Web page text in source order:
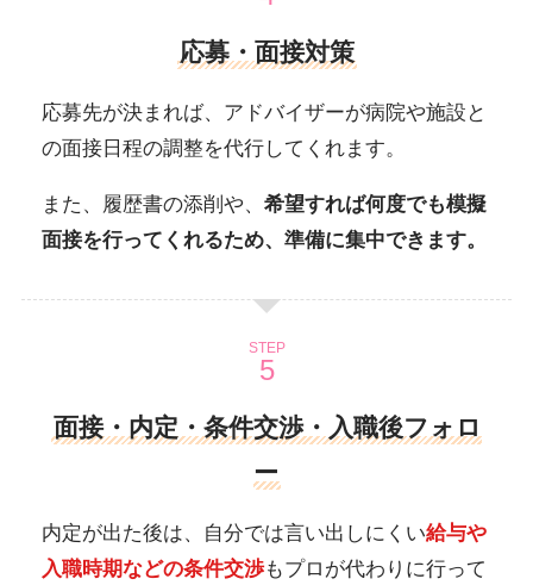
応募・面接対策
応募先が決まれば、アドバイザーが病院や施設と
の面接日程の調整を代行してくれます。
また、履歴書の添削や、 希望すれば何度でも模擬
面接を行ってくれるため、準備に集中できます。
STEP
面接・内定・条件交渉・入職後フォロ
ー
内定が出た後は、自分では言い出しにくい給与や
入職時期などの条件交渉もプロが代わりに行って